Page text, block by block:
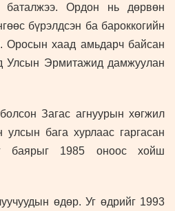
баталжээ. Ордон нь дөрвөн
бүрэлдсэн ба бароккогийн
Оросын хаад амьдарч байсан
Улсын Эрмитажид дамжуулан
Загас агнуурын хөгжил
улсын бага хурлаас гаргасан
баярыг 1985 оноос хойш
өдөр. Уг өдрийг 1993